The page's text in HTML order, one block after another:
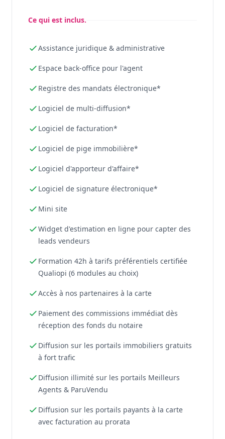
Ce qui est inclus.
Assistance juridique & administrative
Espace back-office pour l'agent
Registre des mandats électronique*
Logiciel de multi-diffusion*
Logiciel de facturation*
Logiciel de pige immobilière*
Logiciel d'apporteur d'affaire*
Logiciel de signature électronique*
Mini site
Widget d'estimation en ligne pour capter des
leads vendeurs
Formation 42h à tarifs préférentiels certifiée
Qualiopi (6 modules au choix)
Accès à nos partenaires à la carte
Paiement des commissions immédiat dès
réception des fonds du notaire
Diffusion sur les portails immobiliers gratuits
à fort trafic
Diffusion illimité sur les portails Meilleurs
Agents & ParuVendu
Diffusion sur les portails payants à la carte
avec facturation au prorata